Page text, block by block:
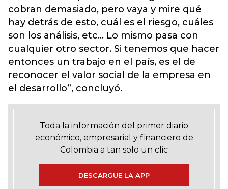
cobran demasiado, pero vaya y mire qué
hay detrás de esto, cuál es el riesgo, cuáles
son los análisis, etc... Lo mismo pasa con
cualquier otro sector. Si tenemos que hacer
entonces un trabajo en el país, es el de
reconocer el valor social de la empresa en
el desarrollo”, concluyó.
Toda la información del primer diario
económico, empresarial y financiero de
Colombia a tan solo un clic
DESCARGUE LA APP